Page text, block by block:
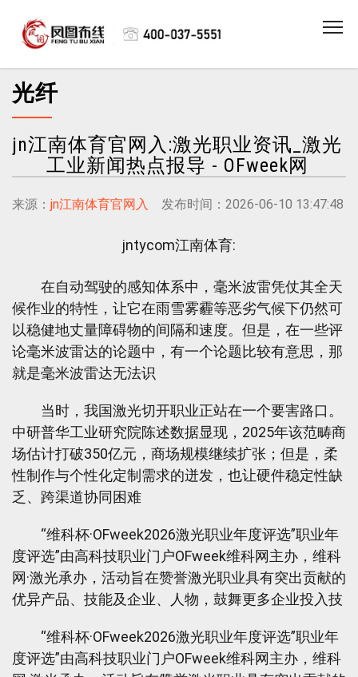
光纤
jn江南体育官网入:激光职业资讯_激光
工业新闻热点报导 - OFweek网
来源： jn江南体育官网入 发布时间：2026-06-10 13:47:48
jntycom江南体育:
在自动驾驶的感知体系中，毫米波雷凭仗其全天
候作业的特性，让它在雨雪雾霾等恶劣气候下仍然可
以稳健地丈量障碍物的间隔和速度。但是，在一些评
论毫米波雷达的论题中，有一个论题比较有意思，那
就是毫米波雷达无法识
当时，我国激光切开职业正站在一个要害路口。
中研普华工业研究院陈述数据显现，2025年该范畴商
场估计打破350亿元，商场规模继续扩张；但是，柔
性制作与个性化定制需求的迸发，也让硬件稳定性缺
乏、跨渠道协同困难
“维科杯·OFweek2026激光职业年度评选”职业年
度评选”由高科技职业门户OFweek维科网主办，维科
网·激光承办，活动旨在赞誉激光职业具有突出贡献的
优异产品、技能及企业、人物，鼓舞更多企业投入技
“维科杯·OFweek2026激光职业年度评选”职业年
度评选”由高科技职业门户OFweek维科网主办，维科